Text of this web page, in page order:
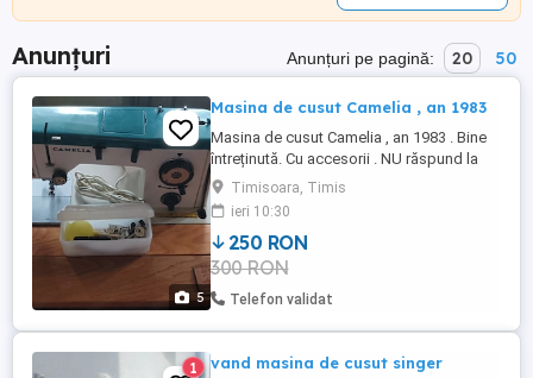
Anunțuri Anunțuri pe pagină: 20 50
5
Masina de cusut Camelia , an 1983
Masina de cusut Camelia , an 1983 . Bine
întreținută. Cu accesorii . NU răspund la
niciun fel de mesaj ! Mai am și alte
anunțuri.
Timisoara, Timis
ieri 10:30
250 RON
300 RON
Telefon validat
1 vand masina de cusut singer